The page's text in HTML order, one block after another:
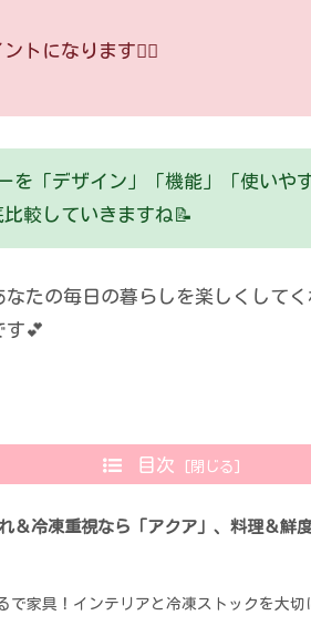
トになります🙆‍♀️
を「デザイン」「機能」「使いや
較していきますね📝
たの毎日の暮らしを楽しくして
す💕
目次
＆冷凍重視なら「アクア」、料理＆鮮
で家具！インテリアと冷凍ストックを大